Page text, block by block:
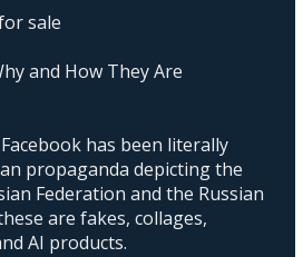
sale
and How They Are
has been literally
propaganda depicting the
Federation and the Russian
are fakes, collages,
AI products.